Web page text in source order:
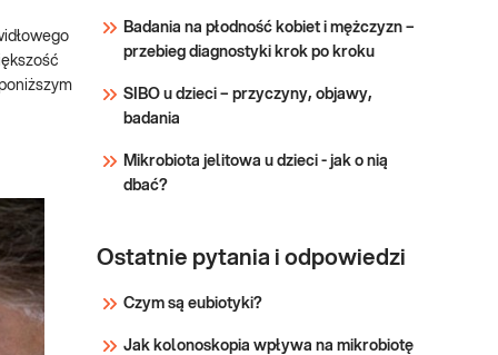
Badania na płodność kobiet i mężczyzn –
przebieg diagnostyki krok po kroku
SIBO u dzieci – przyczyny, objawy,
badania
Mikrobiota jelitowa u dzieci - jak o nią
dbać?
Ostatnie pytania i odpowiedzi
Czym są eubiotyki?
Jak kolonoskopia wpływa na mikrobiotę